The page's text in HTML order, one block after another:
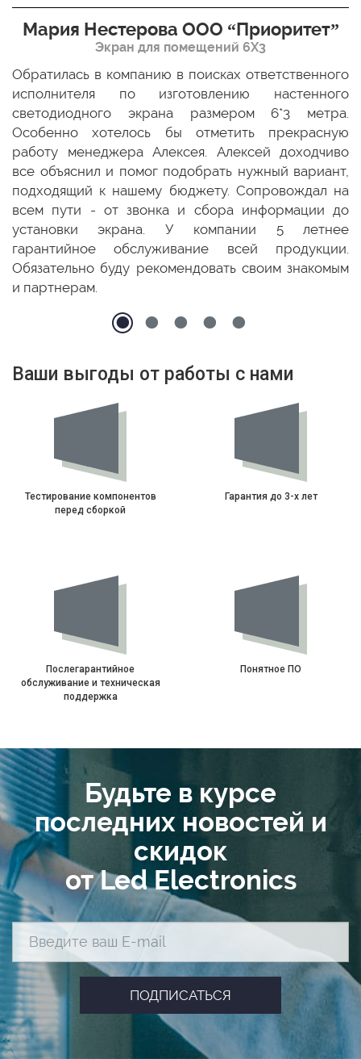
Мария Нестерова ООО “Приоритет”
Экран для помещений 6Х3
Обратилась в компанию в поисках ответственного
исполнителя по изготовлению настенного
светодиодного экрана размером 6*3 метра.
Особенно хотелось бы отметить прекрасную
работу менеджера Алексея. Алексей доходчиво
все объяснил и помог подобрать нужный вариант,
подходящий к нашему бюджету. Сопровождал на
всем пути - от звонка и сбора информации до
установки экрана. У компании 5 летнее
гарантийное обслуживание всей продукции.
Обязательно буду рекомендовать своим знакомым
и партнерам.
Ваши выгоды от работы с нами
Тестирование компонентов
перед сборкой
Гарантия до 3-х лет
Послегарантийное
обслуживание и техническая
поддержка
Понятное ПО
Будьте в курсе
последних новостей и
скидок
от Led Electronics